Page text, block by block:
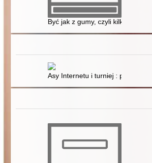
Być jak z gumy, czyli kilka słów o
Asy Internetu i turniej : pięć